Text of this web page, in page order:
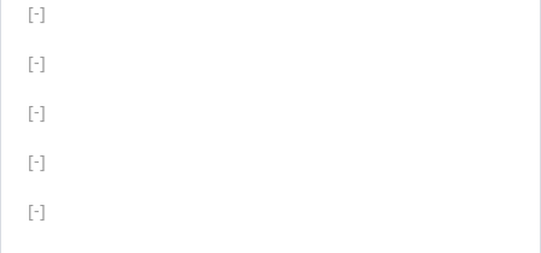
[-]
[-]
[-]
[-]
[-]